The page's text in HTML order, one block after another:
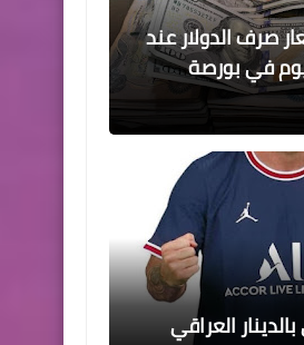
صرف الدولار عند
في بورصة
العراقي